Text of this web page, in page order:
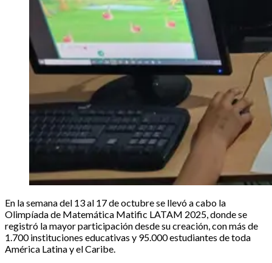
En la semana del 13 al 17 de octubre se llevó a cabo la
Olimpíada de Matemática Matific LATAM 2025, donde se
registró la mayor participación desde su creación, con más de
1.700 instituciones educativas y 95.000 estudiantes de toda
América Latina y el Caribe.